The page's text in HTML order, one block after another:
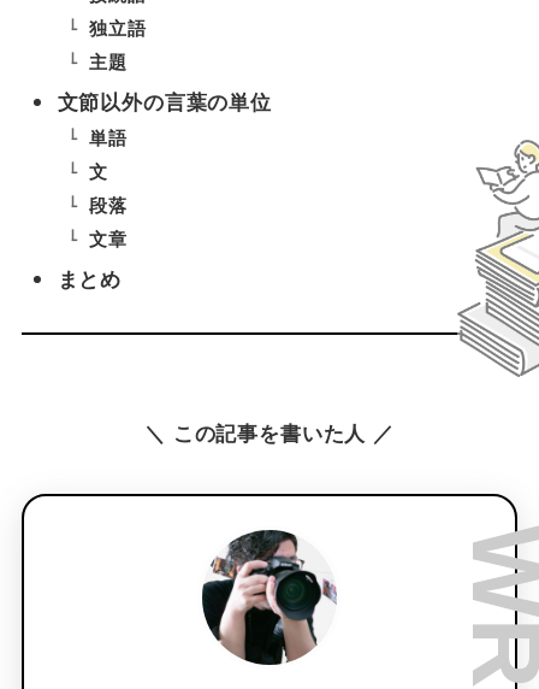
独立語
主題
文節以外の言葉の単位
単語
文
段落
文章
まとめ
＼ この記事を書いた人 ／